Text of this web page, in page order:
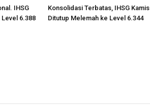
IHSG
6.388
Konsolidasi Terbatas, IHSG Kamis
Ditutup Melemah ke Level 6.344